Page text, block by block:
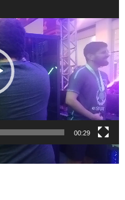
00:29